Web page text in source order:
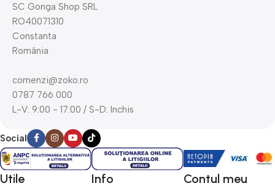
SC Gonga Shop SRL
RO40071310
Constanta
România
comenzi@zoko.ro
0787 766 000
L-V: 9:00 - 17:00 / S-D: Inchis
Social
Utile Info Contul meu